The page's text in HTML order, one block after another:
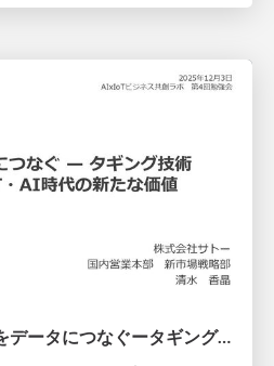
_配信_251203_リアルをデータにつなぐータギング技術が生み出すIoT_AI時代の新たな価値_AIxIoTビジネス共創ラボ_.pdf